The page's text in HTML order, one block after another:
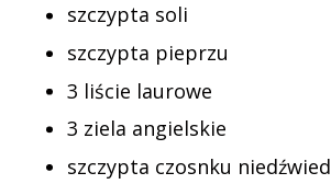
szczypta soli
szczypta pieprzu
3 liście laurowe
3 ziela angielskie
szczypta czosnku